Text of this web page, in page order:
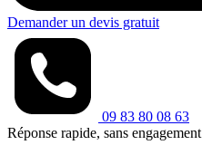
Demander un devis gratuit
09 83 80 08 63
Réponse rapide, sans engagement